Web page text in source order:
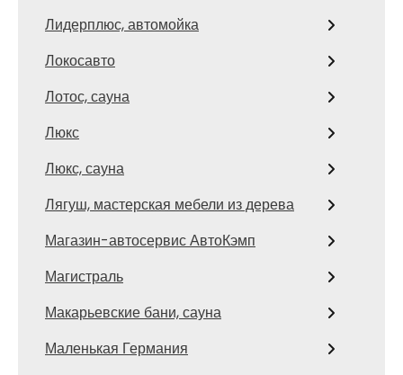
Лидерплюс, автомойка
Локосавто
Лотос, сауна
Люкс
Люкс, сауна
Лягуш, мастерская мебели из дерева
Магазин-автосервис АвтоКэмп
Магистраль
Макарьевские бани, сауна
Маленькая Германия